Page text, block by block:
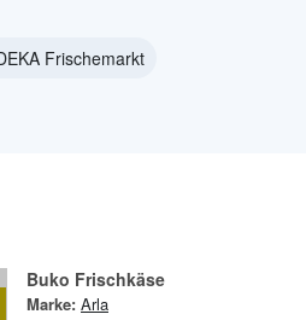
Frischemarkt
Buko Frischkäse
Marke: Arla